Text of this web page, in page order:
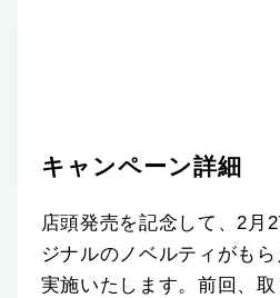
キャンペーン詳細
店頭発売を記念して、2月
ジナルのノベルティがも
実施いたします。前回、